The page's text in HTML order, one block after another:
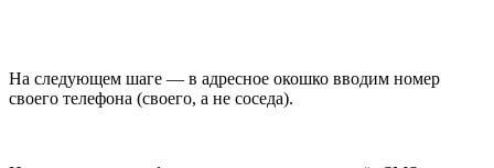
На следующем шаге — в адресное окошко вводим номер
своего телефона (своего, а не соседа).